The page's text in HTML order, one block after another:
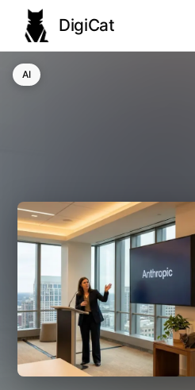
DigiCat
AI
Społeczeństwo
AI